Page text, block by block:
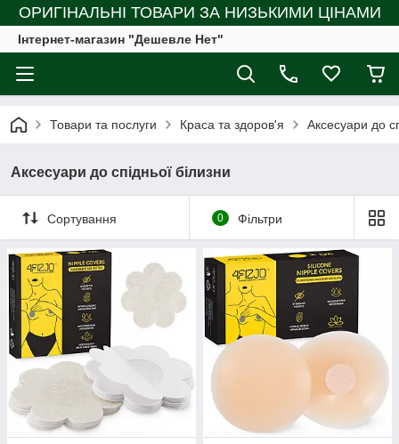
ОРИГІНАЛЬНІ ТОВАРИ ЗА НИЗЬКИМИ ЦІНАМИ
Інтернет-магазин "Дешевле Нет"
Товари та послуги Краса та здоров'я Аксесуари до
Аксесуари до спідньої білизни
Сортування 0 Фільтри